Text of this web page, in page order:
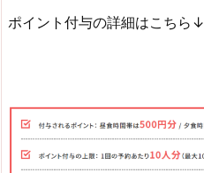
ポイント付与の詳細はこちら↓